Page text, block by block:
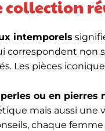
collection
intemporels
correspondent non
Les pièces
ou en pierres
mais aussi une
chaque